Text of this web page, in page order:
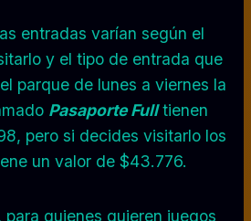
entradas varían según el
y el tipo de entrada que
parque de lunes a viernes la
Pasaporte Fulltienen
pero si decides visitarlo los
un valor de $43.776.
para quienes quieren juegos